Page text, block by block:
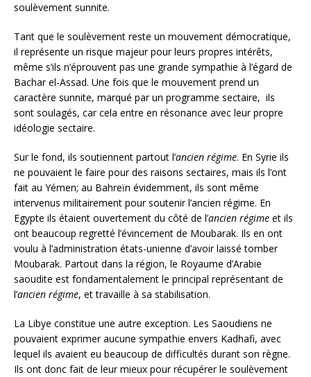
soulèvement sunnite.
Tant que le soulèvement reste un mouvement démocratique,
il représente un risque majeur pour leurs propres intérêts,
même s’ils n’éprouvent pas une grande sympathie à l’égard de
Bachar el-Assad. Une fois que le mouvement prend un
caractère sunnite, marqué par un programme sectaire, ils
sont soulagés, car cela entre en résonance avec leur propre
idéologie sectaire.
Sur le fond, ils soutiennent partout l’ancien régime. En Syrie ils
ne pouvaient le faire pour des raisons sectaires, mais ils l’ont
fait au Yémen; au Bahreïn évidemment, ils sont même
intervenus militairement pour soutenir l’ancien régime. En
Egypte ils étaient ouvertement du côté de l’ancien régime et ils
ont beaucoup regretté l’évincement de Moubarak. Ils en ont
voulu à l’administration états-unienne d’avoir laissé tomber
Moubarak. Partout dans la région, le Royaume d’Arabie
saoudite est fondamentalement le principal représentant de
l’ancien régime, et travaille à sa stabilisation.
La Libye constitue une autre exception. Les Saoudiens ne
pouvaient exprimer aucune sympathie envers Kadhafi, avec
lequel ils avaient eu beaucoup de difficultés durant son règne.
Ils ont donc fait de leur mieux pour récupérer le soulèvement